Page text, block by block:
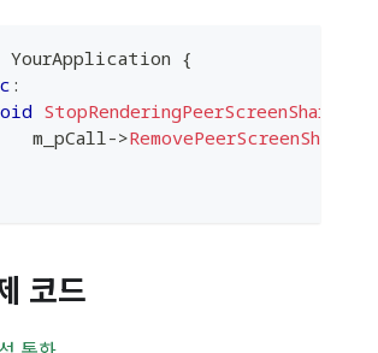
YourApplication {
:
StopRenderingPeerScreenShare
m_pCall
->
코드